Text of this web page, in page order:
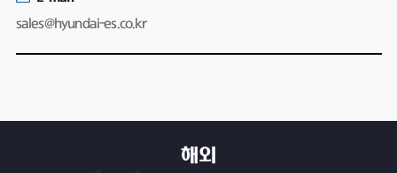
sales@hyundai-es.co.kr
해외